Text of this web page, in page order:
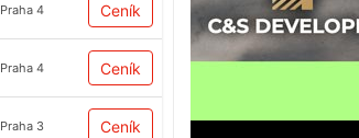
Praha 4 Ceník
Praha 4 Ceník
Praha 3 Ceník